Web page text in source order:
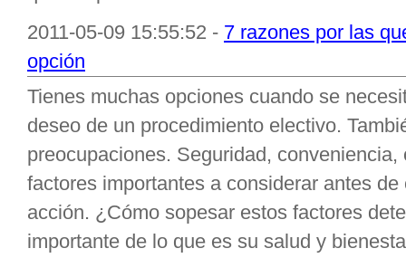
2011-05-09 15:55:52 - 7 razones por las
opción
Tienes muchas opciones cuando se
deseo de un procedimiento electivo.
preocupaciones. Seguridad,
factores importantes a considerar antes
acción. ¿Cómo sopesar estos factores
importante de lo que es su salud y